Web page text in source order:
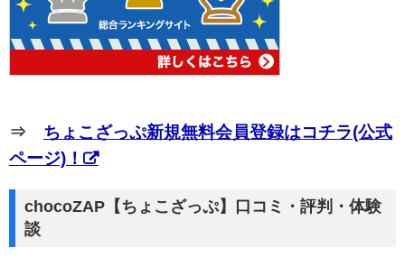
⇒ ちょこざっぷ新規無料会員登録はコチラ(公式
ページ)！
chocoZAP【ちょこざっぷ】口コミ・評判・体験
談